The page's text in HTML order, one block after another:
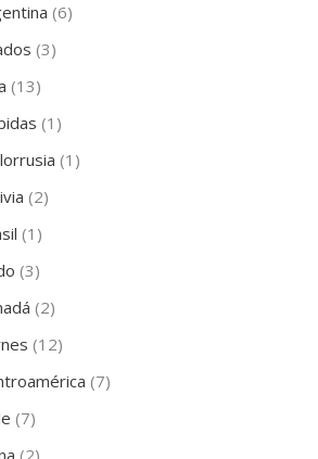
(6)
(3)
(13)
(1)
(1)
(2)
(1)
(3)
(2)
(12)
(7)
(7)
(2)